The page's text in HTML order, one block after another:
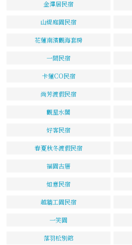
金澤居民宿
山緹庭園民宿
花蓮南濱觀海套房
一間民宿
卡蓮CO民宿
尚芳渡假民宿
觀星水閣
好客民宿
春夏秋冬渡假民宿
福園古厝
如意民宿
越牆工園民宿
一笑園
落羽松別館